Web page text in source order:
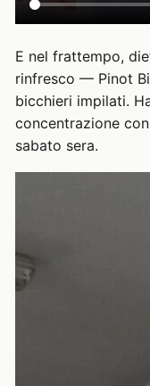
E nel frattempo,
rinfresco — Pinot
bicchieri impilati.
concentrazione
sabato sera.